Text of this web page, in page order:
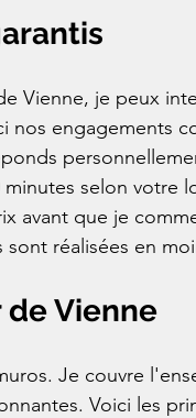
Vienne, je peux
nos engagements
selon votre
avant que je
réalisées en
Vienne
Je couvre
Voici les